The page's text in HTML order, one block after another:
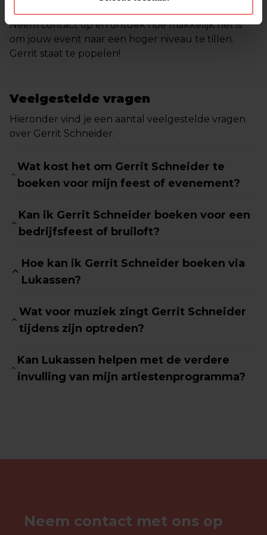
Neem contact op en ontdek hoe makkelijk het is
om jouw event naar een hoger niveau te tillen.
Gerrit staat te popelen!
Veelgestelde vragen
Hieronder vind je een aantal veelgestelde vragen
over Gerrit Schneider.
Wat kost het om Gerrit Schneider te
boeken voor mijn feest of evenement?
Kan ik Gerrit Schneider boeken voor een
bedrijfsfeest of bruiloft?
Hoe kan ik Gerrit Schneider boeken via
Lukassen?
Wat voor muziek zingt Gerrit Schneider
tijdens zijn optreden?
Kan Lukassen helpen met de verdere
invulling van mijn artiestenprogramma?
Neem contact met ons op